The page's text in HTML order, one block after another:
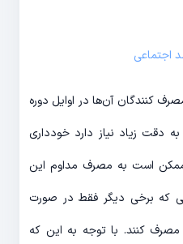
اجتماعی
کنندگان آن‌ها در اوایل دوره
دقت زیاد نیاز دارد خودداری
است به مصرف مداوم این
که برخی دیگر فقط در صورت
مصرف کنند. با توجه به این که